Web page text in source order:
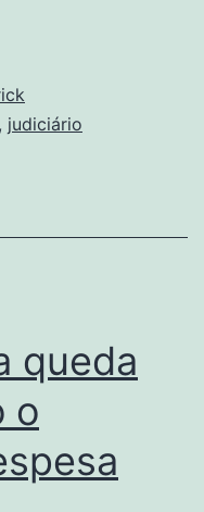
, judiciário
queda
o